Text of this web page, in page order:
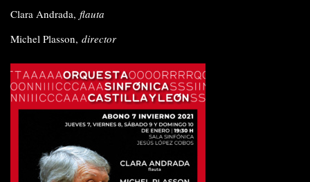
Clara Andrada, flauta
Michel Plasson, director